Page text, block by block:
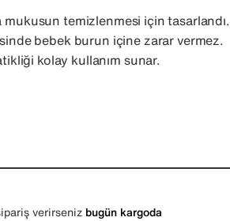
temizlenmesi için tasarlandı.
bebek burun içine zarar vermez.
kolay kullanım sunar.
verirseniz bugün kargoda